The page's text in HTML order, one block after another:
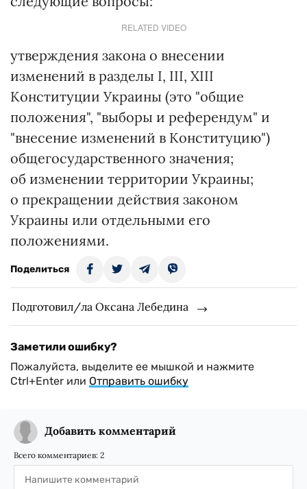
RELATED VIDEO
утверждения закона о внесении
изменений в разделы I, III, XIII
Конституции Украины (это "общие
положения", "выборы и референдум" и
"внесение изменений в Конституцию")
общегосударственного значения;
об изменении территории Украины;
о прекращении действия законом
Украины или отдельными его
положениями.
Поделиться
Подготовил/ла Оксана Лебедина
Заметили ошибку?
Пожалуйста, выделите ее мышкой и нажмите
Ctrl+Enter или Отправить ошибку
Добавить комментарий
Всего комментариев: 2